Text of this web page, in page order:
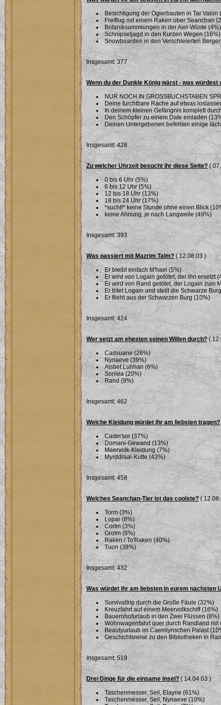
Besichtigung der Ogierbauten in Tar Valon
Freiflug mit einem Raken über Seanchan
Botaniksammlungen in der Aiel-Wüste (4%)
Schnipseljagd in den Kurzen Wegen (16%)
Snowboarden in den Verschleierten
Insgesamt: 377
Wenn du der Dunkle König wärst - was würdest
NUR NOCH IN GROSSBUCHSTABEN
Deine furchtbare Rache auf etwas
In deinem kleinen Gefängnis komplett
Den Schöpfer zu einem Date einladen
Deinen Untergebenen befehlen einige
Insgesamt: 428
Zu welcher Uhrzeit besucht ihr diese Seite?(
0 bis 6 Uhr (5%)
6 bis 12 Uhr (5%)
12 bis 18 Uhr (13%)
18 bis 24 Uhr (17%)
*sucht!* keine Stunde ohne einen Blick
keine Ahnung, je nach Langweile (49%)
Insgesamt: 393
Was passiert mit Mazrim Taim? ( 12.08.03 )
Er bleibt einfach M'hael (5%)
Er wird von Logain getötet, der ihn ersetzt
Er wird von Rand getötet, der Logain zum
Er tötet Logain und stellt die Schwarze
Er flieht aus der Schwarzen Burg (10%)
Insgesamt: 424
Wer setzt am ehesten seinen Willen durch?(
Cadsuane (26%)
Nynaeve (39%)
Alsbet Luhhan (6%)
Sorilea (20%)
Rand (9%)
Insgesamt: 462
Welche Kleidung würdet ihr am liebsten tragen?
Cadin'sor (37%)
Domani-Gewand (13%)
Meervolk-Kleidung (7%)
Myrddraal-Kutte (43%)
Insgesamt: 458
Welches Seanchan-Tier ist das coolste?(
Torm (3%)
Lopar (8%)
Corlm (3%)
Grolm (8%)
Raken / To'Raken (40%)
Tuon (38%)
Insgesamt: 432
Was würdet ihr am liebsten in eurem nächsten
Survivaltrip durch die Große Fäule (32%)
Kreuzfahrt auf einem Meervolkschiff (16%)
Bauernhofurlaub in den Zwei Flüssen (8%)
Wohnwagenfahrt quer durch Randland mit
Beautyurlaub im Caemlynschen Palast
Geschichtsreise zu den Bibliotheken in
Insgesamt: 519
Drei Dinge für die einsame Insel?( 14.04.03 )
Taschenmesser, Seil, Elayne (61%)
Taschenmesser, Seil, Nynaeve (10%)